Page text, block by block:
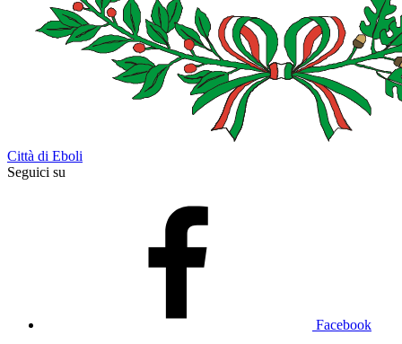
Città di Eboli
Seguici su
Facebook